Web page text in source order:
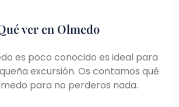
ver en Olmedo
es poco conocido es ideal para
excursión. Os contamos qué
para no perderos nada.